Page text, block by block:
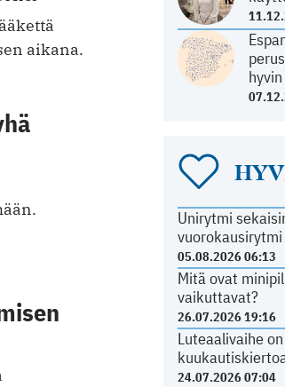
aikana.
hyvin
Unirytmi
05.08.2026 06:13
Mitä ovat
vaikuttavat?
26.07.2026 19:16
Luteaalivaihe
24.07.2026 07:04